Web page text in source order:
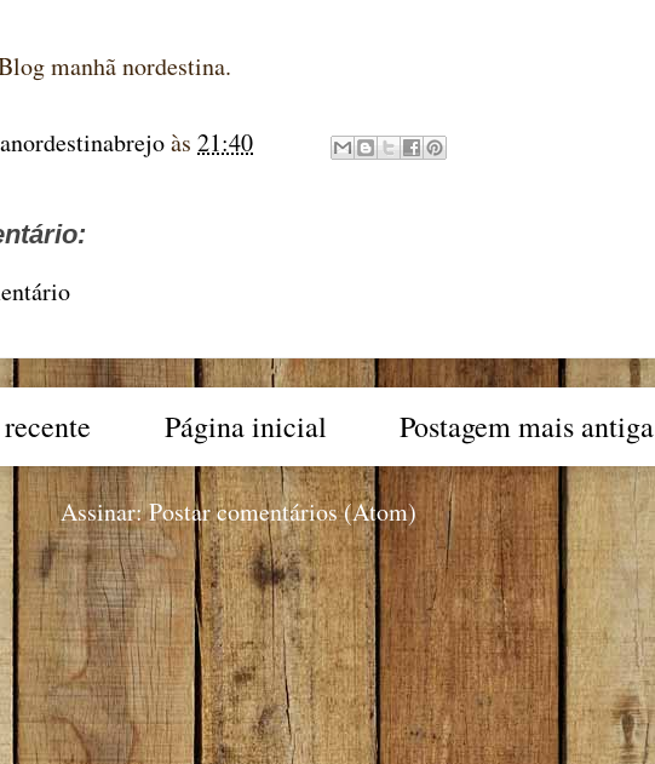
nordestina.
às 21:40
Postagem mais antiga
Página inicial
Assinar:Postar comentários (Atom)